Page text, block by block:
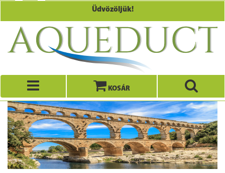
Üdvözöljük!
KOSÁR